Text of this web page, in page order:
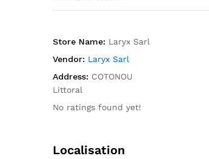
Store Name: Laryx Sarl
Vendor: Laryx Sarl
Address: COTONOU
Littoral
No ratings found yet!
Localisation